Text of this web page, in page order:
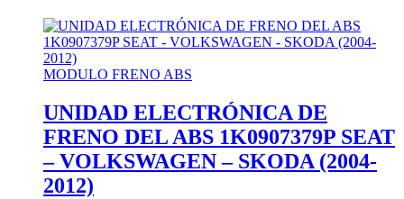
MODULO FRENO ABS
UNIDAD ELECTRÓNICA DE
FRENO DEL ABS 1K0907379P SEAT
– VOLKSWAGEN – SKODA (2004-
2012)